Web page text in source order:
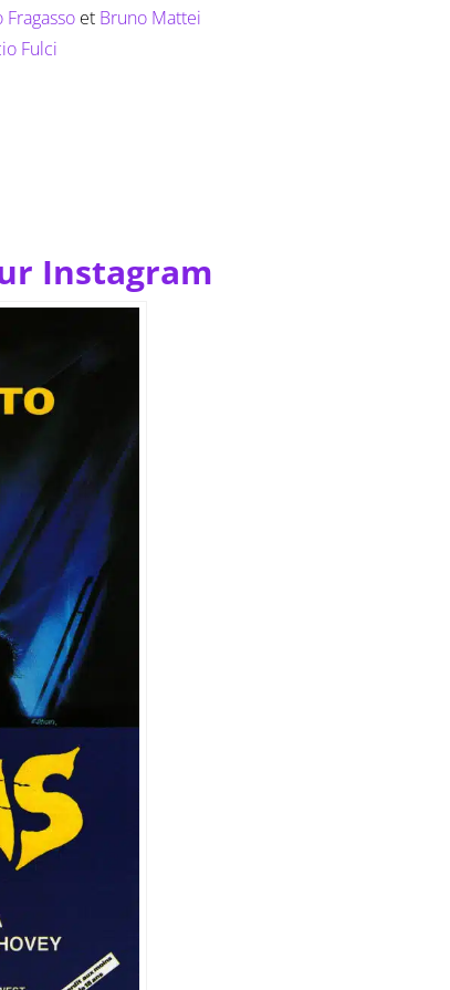
Fragasso et Bruno Mattei
Fulci
Instagram